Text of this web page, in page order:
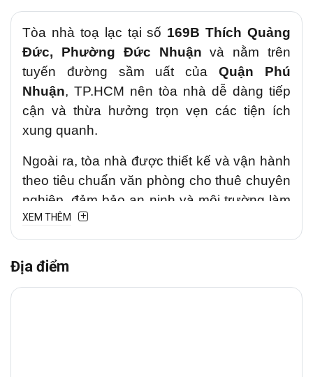
Tòa nhà toạ lạc tại số 169B Thích Quảng
Đức, Phường Đức Nhuận và nằm trên
tuyến đường sầm uất củaQuận Phú
Nhuận, TP.HCM nên tòa nhà dễ dàng tiếp
cận và thừa hưởng trọn vẹn các tiện ích
xung quanh.
Ngoài ra, tòa nhà được thiết kế và vận hành
theo tiêu chuẩn văn phòng cho thuê chuyên
nghiệp, đảm bảo an ninh và môi trường làm
việc an toàn cho doanh nghiệp trong và
ngoài nước.
1. Vị trí chiến lược
XEM THÊM
Địa điểm